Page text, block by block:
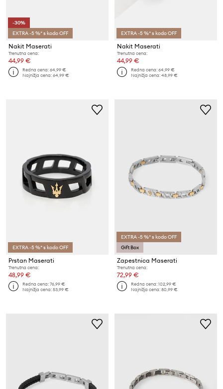
-30%
EXTRA -5 %* s kodo OFF
Nakit Maserati
Trenutna cena:
44,99 €
Redna cena:64,99 €
Najnižja cena:64,99 €
EXTRA -5 %* s kodo OFF
Nakit Maserati
Trenutna cena:
44,99 €
Redna cena:64,99 €
Najnižja cena:48,99 €
EXTRA -5 %* s kodo OFF
Prstan Maserati
Trenutna cena:
48,99 €
Redna cena:76,99 €
Najnižja cena:53,99 €
EXTRA -5 %* s kodo OFF
Gift Box
Zapestnica Maserati
Trenutna cena:
72,99 €
Redna cena:102,99 €
Najnižja cena:80,99 €